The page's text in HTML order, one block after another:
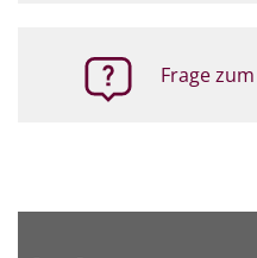
Frage